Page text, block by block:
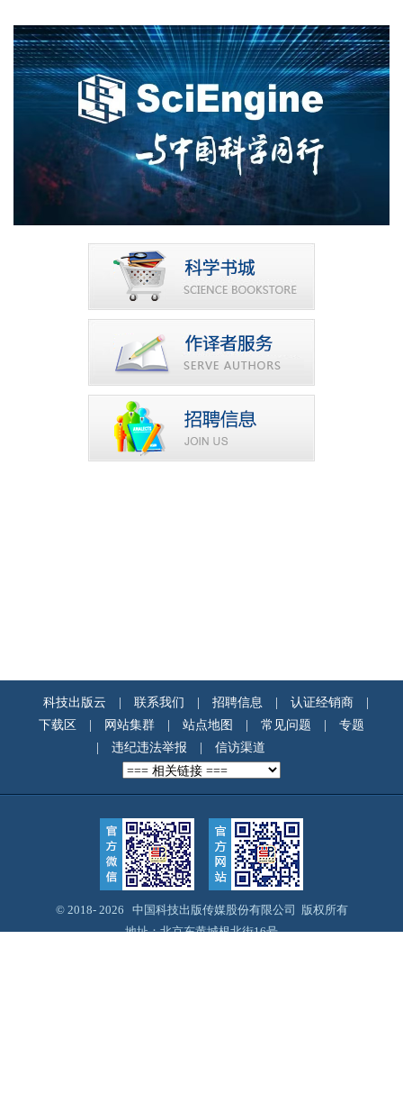
科技出版云 联系我们 招聘信息 认证经销商
下载区
网站集群 站点地图 常见问题
专题
违纪违法举报 信访渠道
© 2018- 2026 中国科技出版传媒股份有限公司 版权所有
地址：北京东黄城根北街16号